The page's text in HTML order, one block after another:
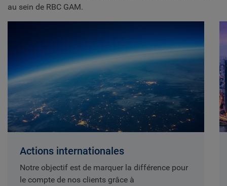
au sein de RBC GAM.
Actions internationales
Notre objectif est de marquer la différence pour
le compte de nos clients grâce à